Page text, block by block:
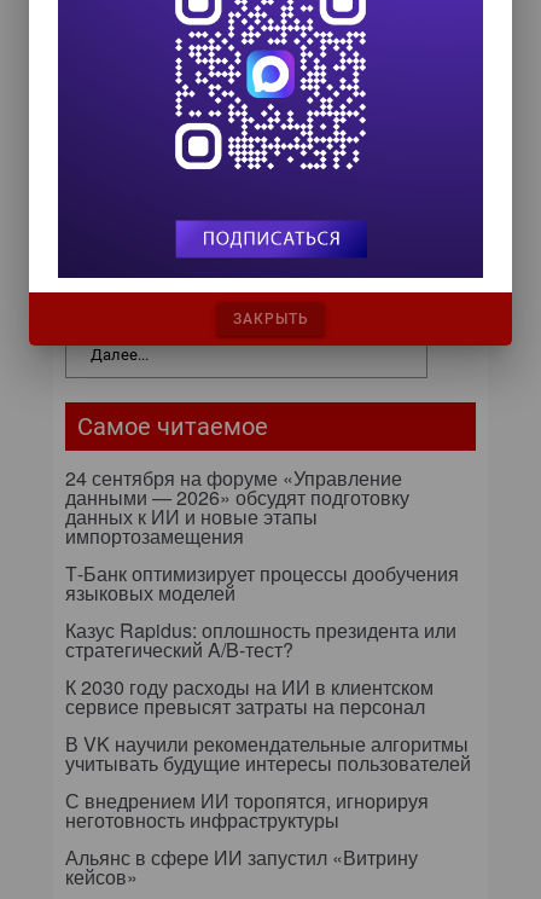
HR TECH + ИИ ТРАНСФОРМАЦИЯ 2026
8 октября 2026
COMPENSATION & BENEFITS FORUM
RUSSIA 2026
15 октября 2026
Zero Trust и Data Governance:
как управление данными
превращает дата-каталог в
ядро контура безопасности
Далее...
Самое читаемое
24 сентября на форуме «Управление
данными — 2026» обсудят подготовку
данных к ИИ и новые этапы
импортозамещения
Т-Банк оптимизирует процессы дообучения
языковых моделей
Казус Rapidus: оплошность президента или
стратегический A/B-тест?
К 2030 году расходы на ИИ в клиентском
сервисе превысят затраты на персонал
В VK научили рекомендательные алгоритмы
учитывать будущие интересы пользователей
С внедрением ИИ торопятся, игнорируя
неготовность инфраструктуры
Альянс в сфере ИИ запустил «Витрину
кейсов»
ЗАКРЫТЬ